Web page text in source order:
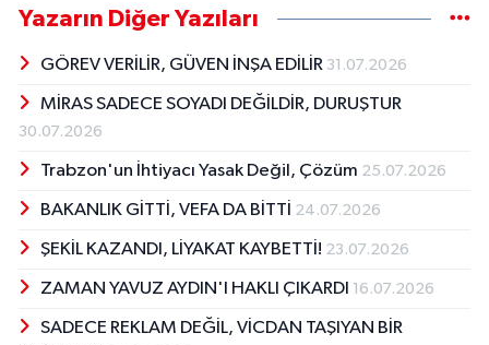
Yazarın Diğer Yazıları
GÖREV VERİLİR, GÜVEN İNŞA EDİLİR 31.07.2026
MİRAS SADECE SOYADI DEĞİLDİR, DURUŞTUR
30.07.2026
Trabzon'un İhtiyacı Yasak Değil, Çözüm 25.07.2026
BAKANLIK GİTTİ, VEFA DA BİTTİ 24.07.2026
ŞEKİL KAZANDI, LİYAKAT KAYBETTİ! 23.07.2026
ZAMAN YAVUZ AYDIN'I HAKLI ÇIKARDI 16.07.2026
SADECE REKLAM DEĞİL, VİCDAN TAŞIYAN BİR